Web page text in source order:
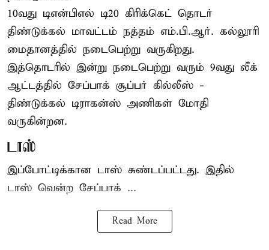
10வது டிஎன்பிஎல் டி20 கிரிக்கெட் தொடர்
திண்டுக்கல் மாவட்டம் நத்தம் எம்.பி.ஆர். கல்லூரி
மைதானத்தில் நடைபெற்று வருகிறது.
இத்தொடரில் இன்று நடைபெற்று வரும் 9வது லீக்
ஆட்டத்தில் சேப்பாக் சூப்பர் கில்லீஸ் -
திண்டுக்கல் டிராகன்ஸ் அணிகள் மோதி
வருகின்றன.
டாஸ்
இப்போட்டிக்கான டாஸ் சுண்டப்பட்டது. இதில்
டாஸ் வென்ற சேப்பாக் ...
Read More